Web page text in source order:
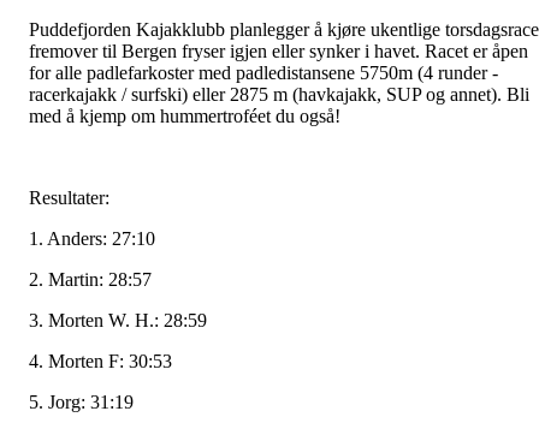
Puddefjorden Kajakklubb planlegger å kjøre ukentlige torsdagsrace
fremover til Bergen fryser igjen eller synker i havet. Racet er åpen
for alle padlefarkoster med padledistansene 5750m (4 runder -
racerkajakk / surfski) eller 2875 m (havkajakk, SUP og annet). Bli
med å kjemp om hummertroféet du også!
Resultater:
1. Anders: 27:10
2. Martin: 28:57
3. Morten W. H.: 28:59
4. Morten F: 30:53
5. Jorg: 31:19